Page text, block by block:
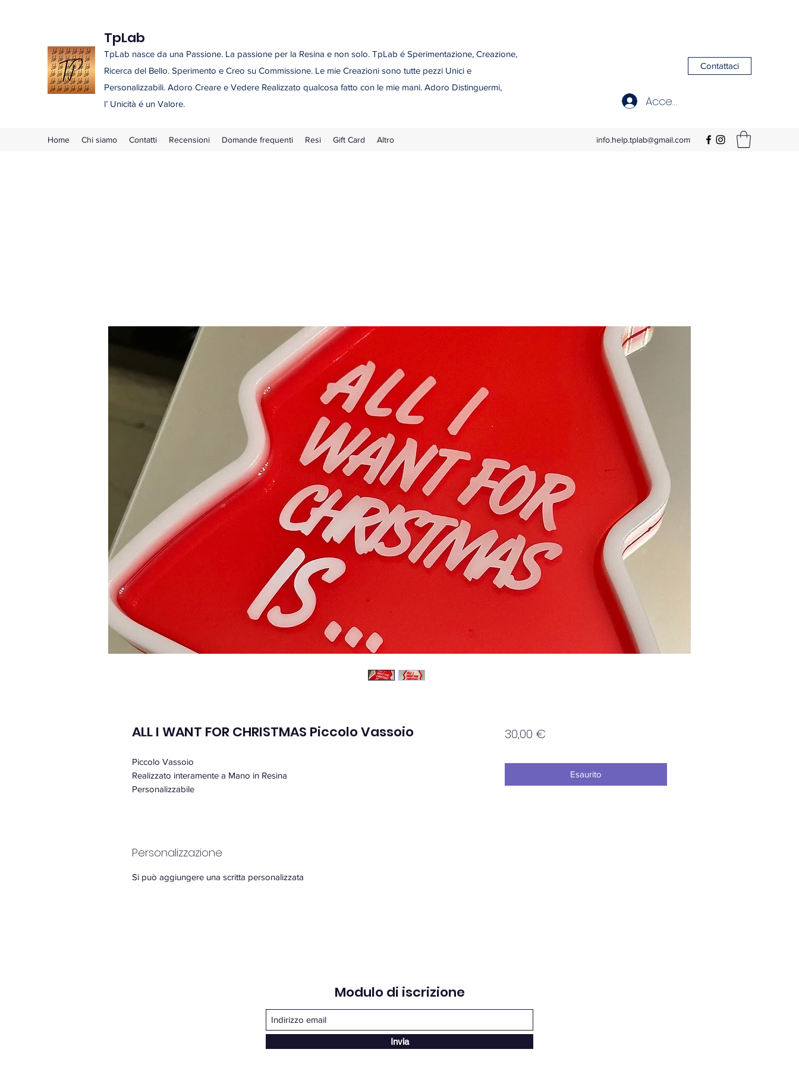
Accedi
TpLab
TpLab nasce da una Passione. La passione per la Resina e non solo. TpLab é Sperimentazione, Creazione,
Ricerca del Bello. Sperimento e Creo su Commissione. Le mie Creazioni sono tutte pezzi Unici e
Personalizzabili. Adoro Creare e Vedere Realizzato qualcosa fatto con le mie mani. Adoro Distinguermi,
l’ Unicità é un Valore.
Contattaci
Home Chi siamo Contatti Recensioni Domande frequenti Resi Gift Card Altro info.help.tplab@gmail.com
ALL I WANT FOR CHRISTMAS Piccolo Vassoio
Piccolo Vassoio
Realizzato interamente a Mano in Resina
Personalizzabile
Personalizzazione
Si può aggiungere una scritta personalizzata
30,00 €Prezzo
Esaurito
Modulo di iscrizione
Invia